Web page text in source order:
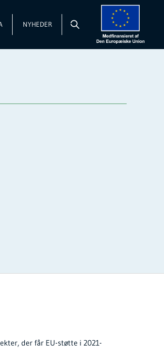
NYHEDER
der får EU-støtte i 2021-